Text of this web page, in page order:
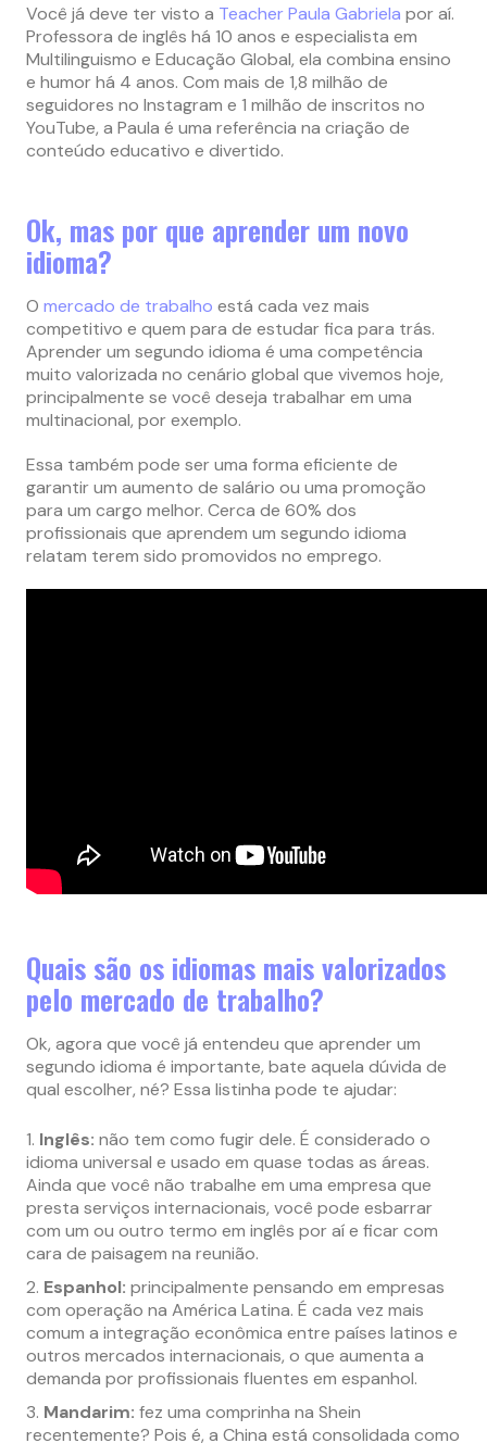
Você já deve ter visto a Teacher Paula Gabriela por aí.
Professora de inglês há 10 anos e especialista em
Multilinguismo e Educação Global, ela combina ensino
e humor há 4 anos. Com mais de 1,8 milhão de
seguidores no Instagram e 1 milhão de inscritos no
YouTube, a Paula é uma referência na criação de
conteúdo educativo e divertido.
Ok, mas por que aprender um novo
idioma?
O mercado de trabalho está cada vez mais
competitivo e quem para de estudar fica para trás.
Aprender um segundo idioma é uma competência
muito valorizada no cenário global que vivemos hoje,
principalmente se você deseja trabalhar em uma
multinacional, por exemplo.
Essa também pode ser uma forma eficiente de
garantir um aumento de salário ou uma promoção
para um cargo melhor. Cerca de 60% dos
profissionais que aprendem um segundo idioma
relatam terem sido promovidos no emprego.
Quais são os idiomas mais valorizados
pelo mercado de trabalho?
Ok, agora que você já entendeu que aprender um
segundo idioma é importante, bate aquela dúvida de
qual escolher, né? Essa listinha pode te ajudar:
Inglês: não tem como fugir dele. É considerado o
idioma universal e usado em quase todas as áreas.
Ainda que você não trabalhe em uma empresa que
presta serviços internacionais, você pode esbarrar
com um ou outro termo em inglês por aí e ficar com
cara de paisagem na reunião.
Espanhol: principalmente pensando em empresas
com operação na América Latina. É cada vez mais
comum a integração econômica entre países latinos e
outros mercados internacionais, o que aumenta a
demanda por profissionais fluentes em espanhol.
Mandarim: fez uma comprinha na Shein
recentemente? Pois é, a China está consolidada como